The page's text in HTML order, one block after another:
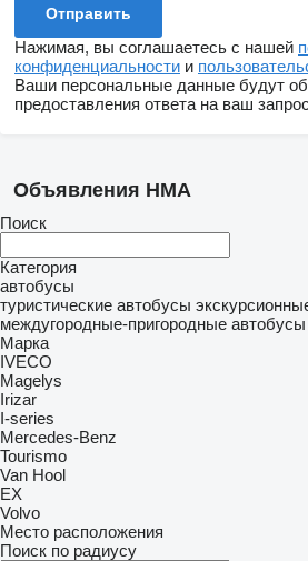
Нажимая, вы соглашаетесь с нашей
конфиденциальности и
Ваши персональные данные будут
предоставления ответа на ваш
Объявления HMA
Поиск
Категория
автобусы
туристические автобусы
междугородные-пригородные автобусы
Марка
IVECO
Magelys
Irizar
I-series
Mercedes-Benz
Tourismo
Van Hool
EX
Volvo
Место расположения
Поиск по радиусу